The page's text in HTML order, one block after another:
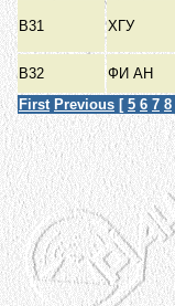
В31 ХГУ
В32
ФИ АН
First Previous [ 5 6 7 8